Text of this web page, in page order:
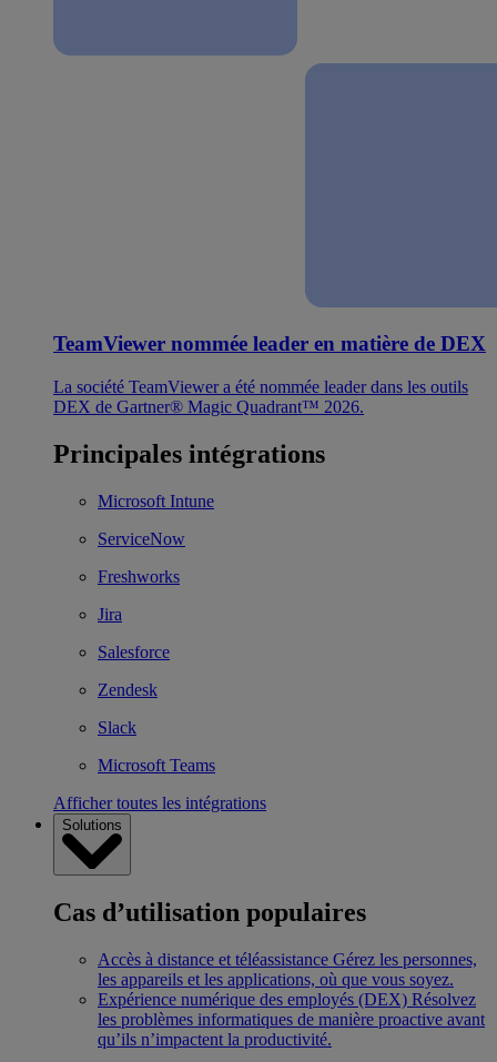
TeamViewer nommée leader en matière de DEX
La société TeamViewer a été nommée leader dans les outils
DEX de Gartner® Magic Quadrant™ 2026.
Principales intégrations
Microsoft Intune
ServiceNow
Freshworks
Jira
Salesforce
Zendesk
Slack
Microsoft Teams
Afficher toutes les intégrations
Solutions
Cas d’utilisation populaires
Accès à distance et téléassistance Gérez les personnes,
les appareils et les applications, où que vous soyez.
Expérience numérique des employés (DEX) Résolvez
les problèmes informatiques de manière proactive avant
qu’ils n’impactent la productivité.